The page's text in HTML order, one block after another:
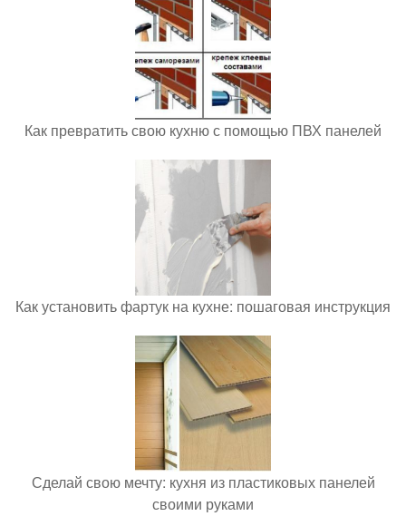
Как превратить свою кухню с помощью ПВХ панелей
Как установить фартук на кухне: пошаговая инструкция
Сделай свою мечту: кухня из пластиковых панелей
своими руками